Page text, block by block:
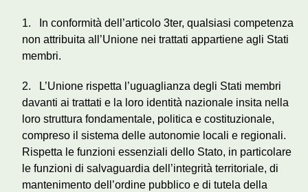
1. In conformità dell’articolo 3ter, qualsiasi competenza
non attribuita all’Unione nei trattati appartiene agli Stati
membri.
2. L’Unione rispetta l’uguaglianza degli Stati membri
davanti ai trattati e la loro identità nazionale insita nella
loro struttura fondamentale, politica e costituzionale,
compreso il sistema delle autonomie locali e regionali.
Rispetta le funzioni essenziali dello Stato, in particolare
le funzioni di salvaguardia dell’integrità territoriale, di
mantenimento dell’ordine pubblico e di tutela della